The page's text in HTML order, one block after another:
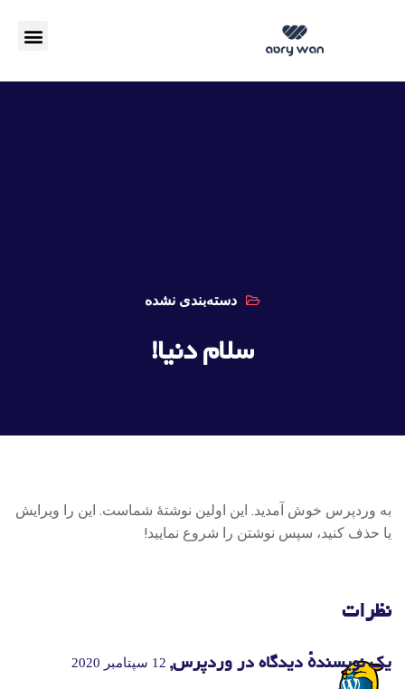
دسته‌بندی نشده
سلام دنیا!
به وردپرس خوش آمدید. این اولین نوشتهٔ شماست. این را ویرایش
یا حذف کنید، سپس نوشتن را شروع نمایید!
نظرات
یک نویسندهٔ دیدگاه در وردپرس, 12 سپتامبر 2020